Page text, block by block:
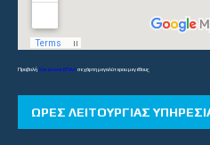
ΠροβολήΛύκεια και ΕΠΑΛσε χάρτη μεγαλύτερου μεγέθους
ΏΡΕΣ ΛΕΙΤΟΥΡΓΊΑΣ